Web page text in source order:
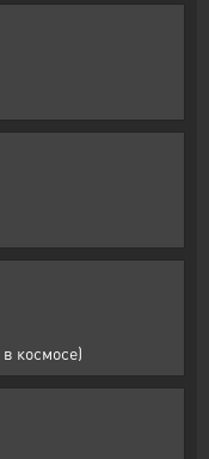
космосе)